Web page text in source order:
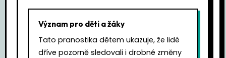
Význam pro děti a žáky
Tato pranostika dětem ukazuje, že lidé
dříve pozorně sledovali i drobné změny